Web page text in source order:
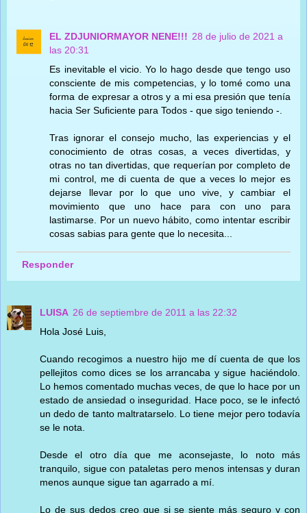
EL ZDJUNIORMAYOR NENE!!! 28 de julio de 2021 a
las 20:31
Es inevitable el vicio. Yo lo hago desde que tengo uso
consciente de mis competencias, y lo tomé como una
forma de expresar a otros y a mi esa presión que tenía
hacia Ser Suficiente para Todos - que sigo teniendo -.
Tras ignorar el consejo mucho, las experiencias y el
conocimiento de otras cosas, a veces divertidas, y
otras no tan divertidas, que requerían por completo de
mi control, me di cuenta de que a veces lo mejor es
dejarse llevar por lo que uno vive, y cambiar el
movimiento que uno hace para con uno para
lastimarse. Por un nuevo hábito, como intentar escribir
cosas sabias para gente que lo necesita...
Responder
LUISA 26 de septiembre de 2011 a las 22:32
Hola José Luis,
Cuando recogimos a nuestro hijo me dí cuenta de que los
pellejitos como dices se los arrancaba y sigue haciéndolo.
Lo hemos comentado muchas veces, de que lo hace por un
estado de ansiedad o inseguridad. Hace poco, se le infectó
un dedo de tanto maltratarselo. Lo tiene mejor pero todavía
se le nota.
Desde el otro día que me aconsejaste, lo noto más
tranquilo, sigue con pataletas pero menos intensas y duran
menos aunque sigue tan agarrado a mí.
Lo de sus dedos creo que si se siente más seguro y con